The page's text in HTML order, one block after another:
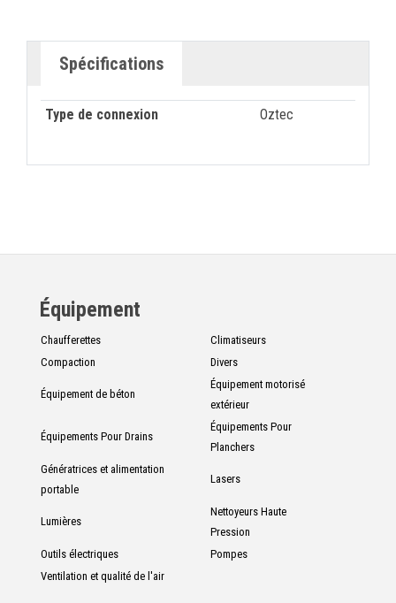
Spécifications
Type de connexion Oztec
Équipement
Chaufferettes
Climatiseurs
Compaction
Divers
Équipement de béton
Équipement motorisé
extérieur
Équipements Pour Drains
Équipements Pour
Planchers
Génératrices et alimentation
portable
Lasers
Lumières
Nettoyeurs Haute
Pression
Outils électriques
Pompes
Ventilation et qualité de l'air